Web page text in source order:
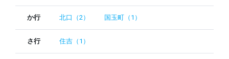
か行 北口（2） 国玉町（1）
さ行 住吉（1）